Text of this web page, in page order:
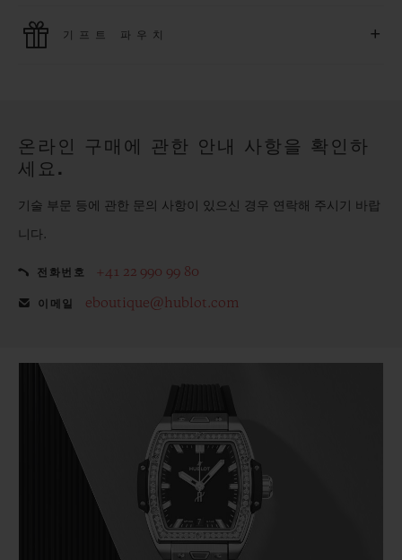
모든 제품은 빠르고 안전하게 결제가 가능하며, 개인정보를 안
기프트 파우치 +
온라인 구매에 관한 안내 사항을 확인하
세요.
기술 부문 등에 관한 문의 사항이 있으신 경우 연락해 주시기 바랍
니다.
전화번호 +41 22 990 99 80
이메일 eboutique@hublot.com